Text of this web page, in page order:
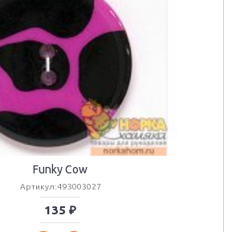
Funky Cow
Артикул: 493003027
135 ₽